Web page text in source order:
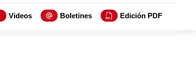
Videos Boletines Edición PDF